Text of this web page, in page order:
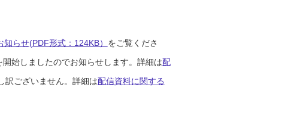
らせ(PDF形式：124KB） をご覧くださ
始しましたのでお知らせします。詳細は配
訳ございません。詳細は配信資料に関する